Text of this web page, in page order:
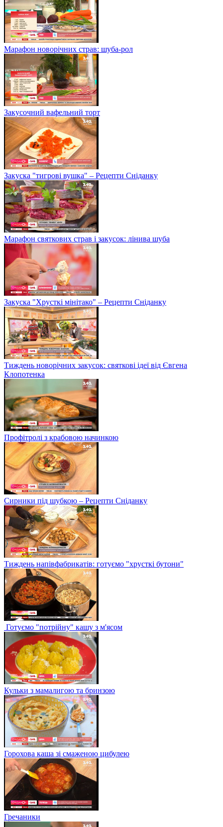
Марафон новорічних страв: шуба-рол
Закусочний вафельний торт
Закуска "тигрові вушка" – Рецепти Сніданку
Марафон святкових страв і закусок: лінива шуба
Закуска "Хрусткі мінітако" – Рецепти Сніданку
Тиждень новорічних закусок: святкові ідеї від Євгена
Клопотенка
Профітролі з крабовою начинкою
Сирники під шубкою – Рецепти Сніданку
Тиждень напівфабрикатів: готуємо "хрусткі бутони"
Готуємо "потрійну" кашу з м'ясом
Кульки з мамалигою та бринзою
Горохова каша зі смаженою цибулею
Гречаники